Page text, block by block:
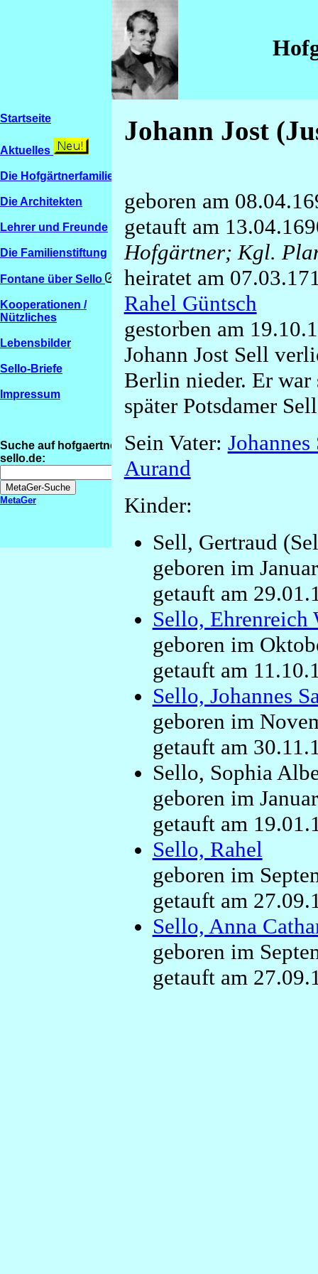
Startseite
Aktuelles
Die Hofgärtnerfamilien
Die Architekten
Lehrer und Freunde
Die Familienstiftung
Fontane über Sello
Kooperationen /
Nützliches
Lebensbilder
Sello-Briefe
Impressum
Suche auf hofgaertner-
sello.de:
MetaGer
Johann Jost
geboren am
getauft am
Hofgärtner; Kgl.
heiratet am
Rahel Güntsch
gestorben am
Johann Jost Sell
Berlin nieder. Er
später Potsdamer
Sein Vater:
Aurand
Kinder:
Sell, Gertraud
geboren im
getauft am
Sello, Ehrenreich
geboren im
getauft am
Sello, Johannes
geboren im
getauft am
Sello, Sophia
geboren im
getauft am
Sello, Rahel
geboren im
getauft am
Sello, Anna
geboren im
getauft am